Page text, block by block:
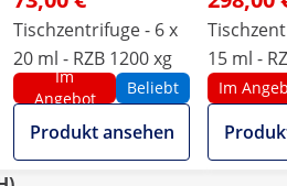
Tischzentrifuge - 6 x
20 ml - RZB 1200 xg
Im
Angebot
Beliebt
Produkt ansehen
15 ml -
Im